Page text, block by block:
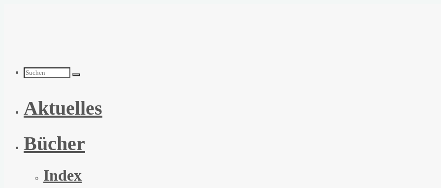
Suchen
nach:
Aktuelles
Bücher
Index